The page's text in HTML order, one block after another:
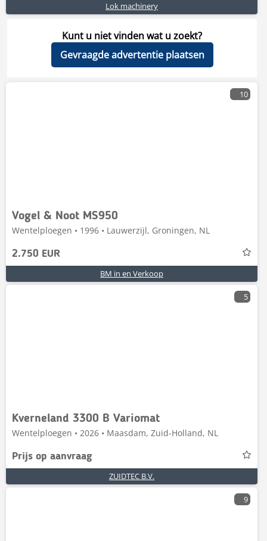
Lok machinery
Kunt u niet vinden wat u zoekt?
Gevraagde advertentie plaatsen
10
Vogel & Noot MS950
Wentelploegen • 1996 • Lauwerzijl, Groningen, NL
2.750 EUR
BM in en Verkoop
5
Kverneland 3300 B Variomat
Wentelploegen • 2026 • Maasdam, Zuid-Holland, NL
Prijs op aanvraag
ZUIDTEC B.V.
9